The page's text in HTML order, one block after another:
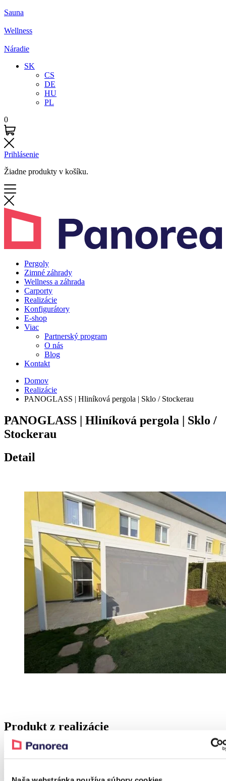
Sauna
Wellness
Náradie
SK
CS
DE
HU
PL
0
Prihlásenie
Žiadne produkty v košíku.
Pergoly
Zimné záhrady
Wellness a záhrada
Carporty
Realizácie
Konfigurátory
E-shop
Viac
Partnerský program
O nás
Blog
Kontakt
Domov
Realizácie
PANOGLASS | Hliníková pergola | Sklo / Stockerau
PANOGLASS | Hliníková pergola | Sklo /
Stockerau
Detail
Produkt z realizácie
Zľava 37 %
Hliníková pergola